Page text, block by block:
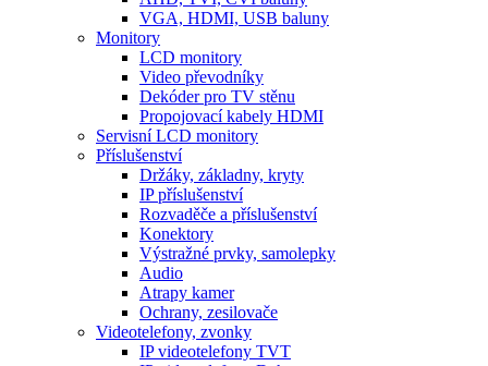
VGA, HDMI, USB baluny
Monitory
LCD monitory
Video převodníky
Dekóder pro TV stěnu
Propojovací kabely HDMI
Servisní LCD monitory
Příslušenství
Držáky, základny, kryty
IP příslušenství
Rozvaděče a příslušenství
Konektory
Výstražné prvky, samolepky
Audio
Atrapy kamer
Ochrany, zesilovače
Videotelefony, zvonky
IP videotelefony TVT